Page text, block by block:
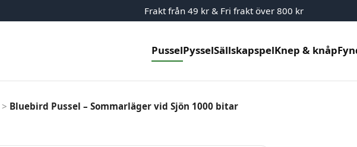
Frakt från 49 kr & Fri frakt över 800 kr
PusselPysselSällskapspelKnep & knåp
> Bluebird Pussel – Sommarläger vid Sjön 1000 bitar